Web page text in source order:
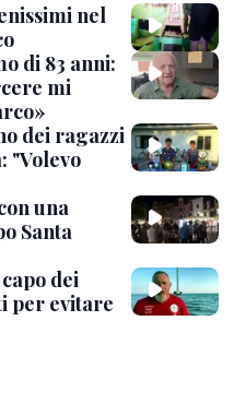
nel
di 83 anni:
mi
dei ragazzi
"Volevo
una
Santa
dei
per evitare